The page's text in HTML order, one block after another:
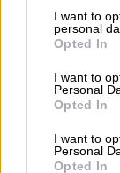
not limited to
grant or deny
use your data
consent section.
I want to
personal
Opted In
I want to
Personal
Opted In
I want to
Personal
Opted In
Πρόκειται
Ελένη
υπέροχες
ξεκινήσει
στάδιο της